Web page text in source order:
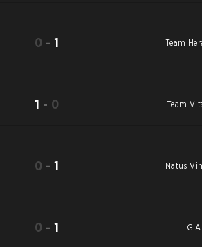
0 -1 Team
1 - 0 Team
0 -1 Natus
0 -1